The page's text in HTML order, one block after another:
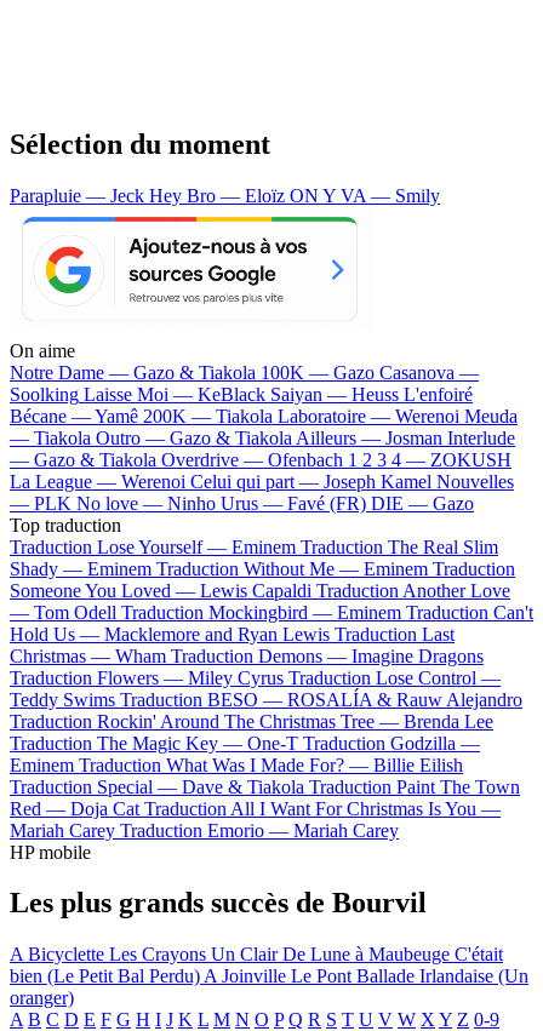
Sélection du moment
Parapluie — Jeck Hey Bro — Eloïz ON Y VA — Smily
On aime
Notre Dame — Gazo & Tiakola 100K — Gazo Casanova —
Soolking Laisse Moi — KeBlack Saiyan — Heuss L'enfoiré
Bécane —Yamê 200K — Tiakola Laboratoire — Werenoi Meuda
— Tiakola Outro — Gazo & Tiakola Ailleurs — Josman Interlude
— Gazo & Tiakola Overdrive — Ofenbach 1 2 3 4 — ZOKUSH
La League — Werenoi Celui qui part — Joseph Kamel Nouvelles
— PLK No love — Ninho Urus — Favé (FR) DIE — Gazo
Top traduction
Traduction Lose Yourself — Eminem Traduction The Real Slim
Shady — Eminem Traduction Without Me — Eminem Traduction
Someone You Loved — Lewis Capaldi Traduction Another Love
— Tom Odell Traduction Mockingbird — Eminem Traduction Can't
Hold Us — Macklemore and Ryan Lewis Traduction Last
Christmas — Wham Traduction Demons — Imagine Dragons
Traduction Flowers — Miley Cyrus Traduction Lose Control —
Teddy Swims Traduction BESO — ROSALÍA & Rauw Alejandro
Traduction Rockin' Around The Christmas Tree — Brenda Lee
Traduction The Magic Key — One-T Traduction Godzilla —
Eminem Traduction What Was I Made For? — Billie Eilish
Traduction Special — Dave & Tiakola Traduction Paint The Town
Red — Doja Cat Traduction All I Want For Christmas Is You —
Mariah Carey Traduction Emorio — Mariah Carey
HP mobile
Les plus grands succès de Bourvil
A Bicyclette Les Crayons Un Clair De Lune à Maubeuge C'était
bien (Le Petit Bal Perdu) A Joinville Le Pont Ballade Irlandaise (Un
oranger)
A B C D E F G H I J K L M N O P Q R S T U V W X Y Z 0-9